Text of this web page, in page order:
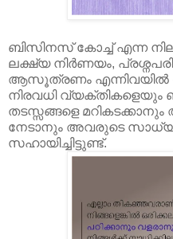
ബിസിനസ് കോച്ച് എന്ന
ലക്ഷ്യ നിർണയം,
ആസൂത്രണം എന്നിവയിൽ
നിരവധി
തടസ്സങ്ങളെ
നേടാനും അവരുടെ
സഹായിച്ചിട്ടുണ്ട്.